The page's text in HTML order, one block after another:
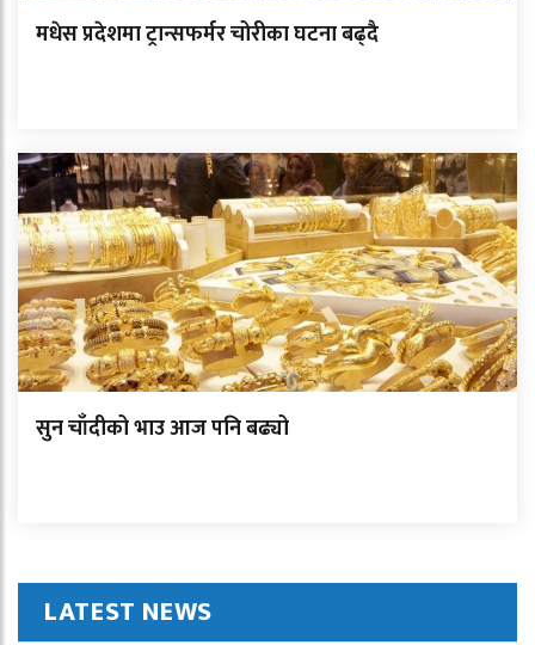
मधेस प्रदेशमा ट्रान्सफर्मर चोरीका घटना बढ्दै
सुन चाँदीको भाउ आज पनि बढ्यो
LATEST NEWS